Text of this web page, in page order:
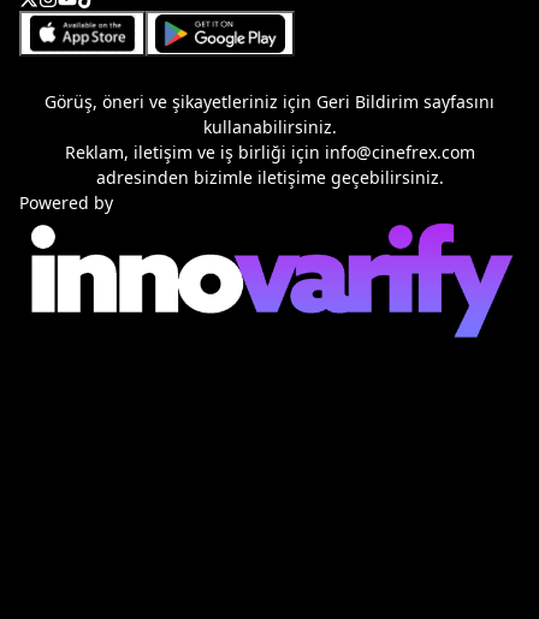
Görüş, öneri ve şikayetleriniz için Geri Bildirim sayfasını
kullanabilirsiniz.
Reklam, iletişim ve iş birliği için info@cinefrex.com
adresinden bizimle iletişime geçebilirsiniz.
Powered by